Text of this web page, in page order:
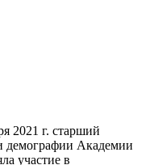
2021 г. старший
демографии Академии
участие в